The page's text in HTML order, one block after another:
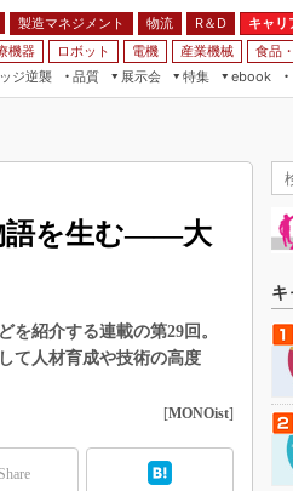
製造マネジメント 物流 R＆D
キャリ
機器 ロボット 電機 産業機械 食品
ジ逆襲 品質
展示会
特集
サービス
像技術
デリング
ebook
ビリティ
語を生む――大
を紹介する連載の第29回。
て人材育成や技術の高度
[MONOist]
Share
キ